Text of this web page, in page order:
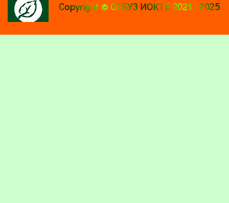
Copyright © ОГБУЗ ИОКТБ 2021 - 2025